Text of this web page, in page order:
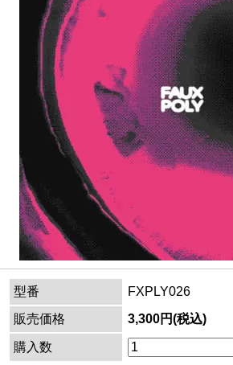
型番
FXPLY026
販売価格
3,300円(税込)
購入数